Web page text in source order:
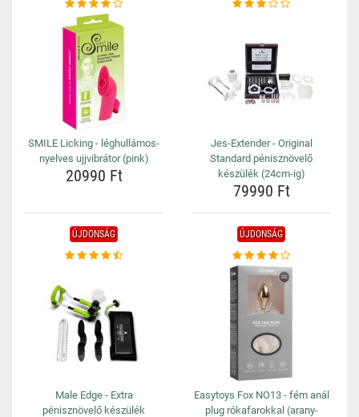
SMILE Licking - léghullámos-
nyelves ujjvibrátor (pink)
20990 Ft
Jes-Extender - Original
Standard pénisznövelő
készülék (24cm-ig)
79990 Ft
ÚJDONSÁG
Male Edge - Extra
pénisznövelő készülék
ÚJDONSÁG
Easytoys Fox NO13 - fém anál
plug rókafarokkal (arany-